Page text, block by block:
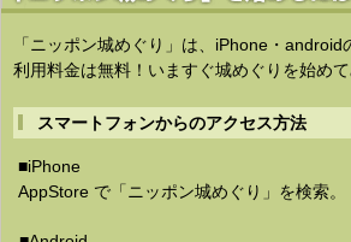
「ニッポン城めぐり」は、iPhone・android
利用料金は無料！いますぐ城めぐりを始めて
スマートフォンからのアクセス方法
■iPhone
AppStore で「ニッポン城めぐり」を検索。